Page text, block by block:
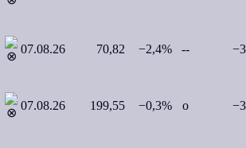
07.08.26 70,82 −2,4% --
07.08.26 199,55 −0,3% o